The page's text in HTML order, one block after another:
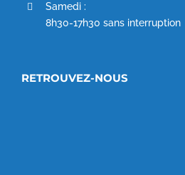
Samedi :
8h30-17h30 sans interruption
RETROUVEZ-NOUS